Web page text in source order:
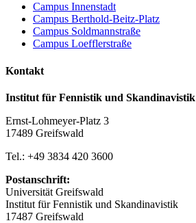
Campus Innenstadt
Campus Berthold-Beitz-Platz
Campus Soldmannstraße
Campus Loefflerstraße
Kontakt
Institut für Fennistik und Skandinavistik
Ernst-Lohmeyer-Platz 3
17489 Greifswald
Tel.: +49 3834 420 3600
Postanschrift:
Universität Greifswald
Institut für Fennistik und Skandinavistik
17487 Greifswald